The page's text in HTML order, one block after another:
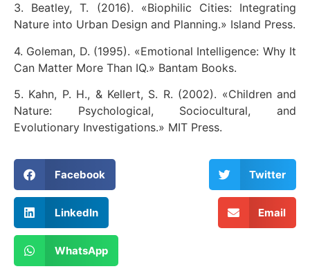
3. Beatley, T. (2016). «Biophilic Cities: Integrating
Nature into Urban Design and Planning.» Island Press.
4. Goleman, D. (1995). «Emotional Intelligence: Why It
Can Matter More Than IQ.» Bantam Books.
5. Kahn, P. H., & Kellert, S. R. (2002). «Children and
Nature: Psychological, Sociocultural, and
Evolutionary Investigations.» MIT Press.
Facebook Twitter
LinkedIn Email
WhatsApp